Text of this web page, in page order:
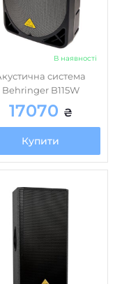
В наявності
Акустична система
17070₴
Купити